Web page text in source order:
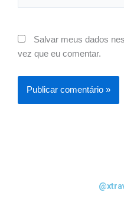
Salvar meus dados
vez que eu comentar.